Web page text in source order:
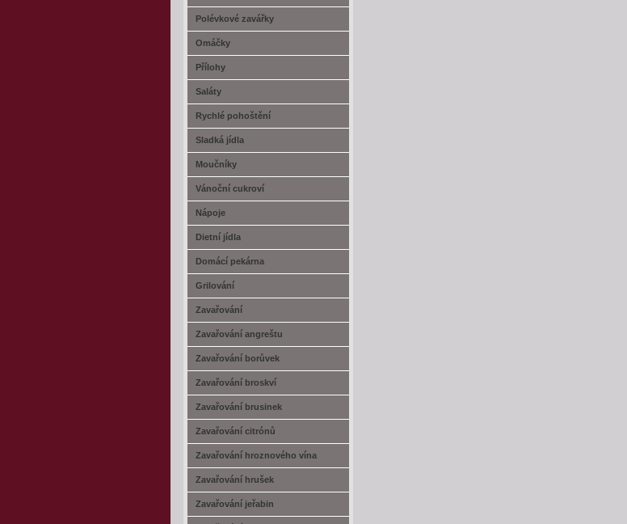
Polévkové zavářky
Omáčky
Přílohy
Saláty
Rychlé pohoštění
Sladká jídla
Moučníky
Vánoční cukroví
Nápoje
Dietní jídla
Domácí pekárna
Grilování
Zavařování
Zavařování angreštu
Zavařování borůvek
Zavařování broskví
Zavařování brusinek
Zavařování citrónů
Zavařování hroznového vína
Zavařování hrušek
Zavařování jeřabin